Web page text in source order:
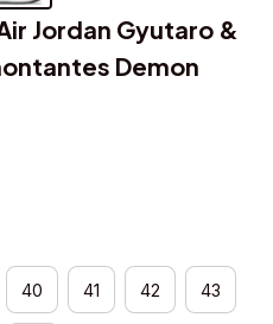
Jordan Gyutaro &
Demon
40 41 42 43